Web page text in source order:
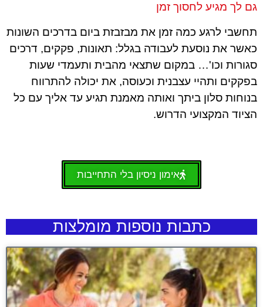
גם לך מגיע לחסוך זמן
תחשבי לרגע כמה זמן את מבזבזת ביום בדרכים השונות
כאשר את נוסעת לעבודה בגלל: תאונות, פקקים, דרכים
סגורות וכו'… במקום שתצאי מהבית ותעמדי שעות
בפקקים ותהיי עצבנית וכעוסה, את יכולה להתרווח
בנוחות סלון ביתך ואותה מאמנת תגיע עד אליך עם כל
הציוד המקצועי הדרוש.
אימון ניסיון בלי התחייבות
כתבות נוספות מומלצות